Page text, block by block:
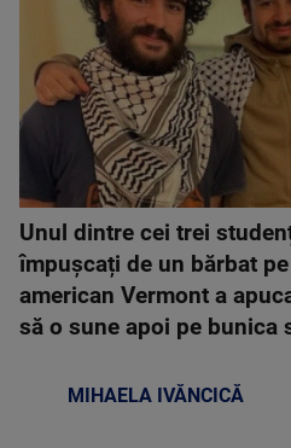
Unul dintre cei trei
împușcați de un bărbat
american Vermont a
să o sune apoi pe bunica
MIHAELA IVĂNCICĂ